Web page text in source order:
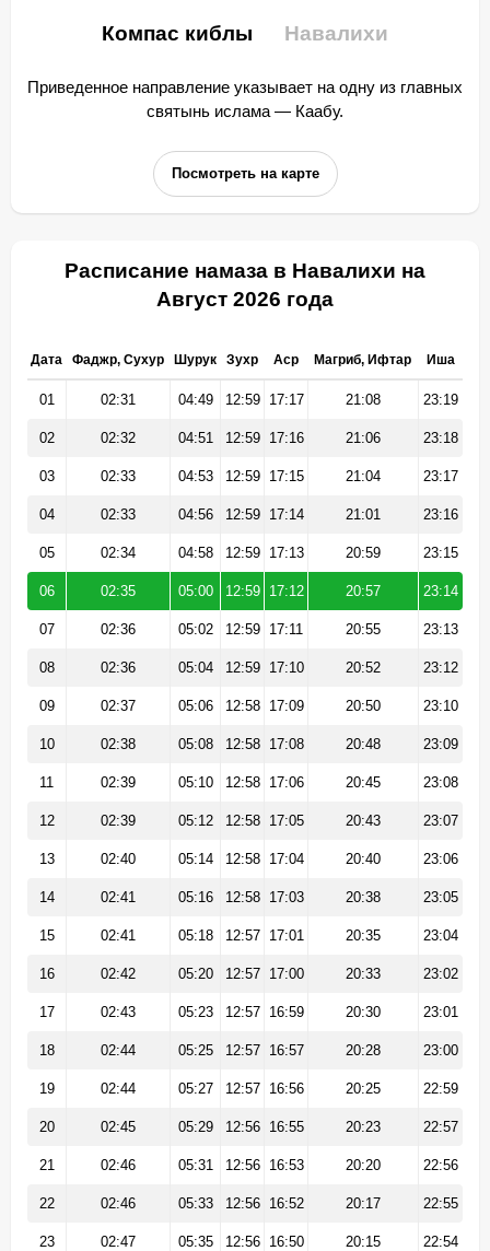
Компас киблы Навалихи
Приведенное направление указывает на одну из главных
святынь ислама — Каабу.
Посмотреть на карте
Расписание намаза в Навалихи на
Август 2026 года
Дата Фаджр, Сухур Шурук Зухр Аср Магриб, Ифтар Иша
01 02:31 04:49 12:59 17:17 21:08 23:19
02 02:32 04:51 12:59 17:16 21:06 23:18
03 02:33 04:53 12:59 17:15 21:04 23:17
04 02:33 04:56 12:59 17:14 21:01 23:16
05 02:34 04:58 12:59 17:13 20:59 23:15
06 02:35 05:00 12:59 17:12 20:57 23:14
07 02:36 05:02 12:59 17:11 20:55 23:13
08 02:36 05:04 12:59 17:10 20:52 23:12
09 02:37 05:06 12:58 17:09 20:50 23:10
10 02:38 05:08 12:58 17:08 20:48 23:09
11 02:39 05:10 12:58 17:06 20:45 23:08
12 02:39 05:12 12:58 17:05 20:43 23:07
13 02:40 05:14 12:58 17:04 20:40 23:06
14 02:41 05:16 12:58 17:03 20:38 23:05
15 02:41 05:18 12:57 17:01 20:35 23:04
16 02:42 05:20 12:57 17:00 20:33 23:02
17 02:43 05:23 12:57 16:59 20:30 23:01
18 02:44 05:25 12:57 16:57 20:28 23:00
19 02:44 05:27 12:57 16:56 20:25 22:59
20 02:45 05:29 12:56 16:55 20:23 22:57
21 02:46 05:31 12:56 16:53 20:20 22:56
22 02:46 05:33 12:56 16:52 20:17 22:55
23 02:47 05:35 12:56 16:50 20:15 22:54